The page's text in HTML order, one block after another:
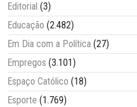
Editorial (3)
Educação (2.482)
Em Dia com a Política (27)
Empregos (3.101)
Espaço Católico (18)
Esporte (1.769)